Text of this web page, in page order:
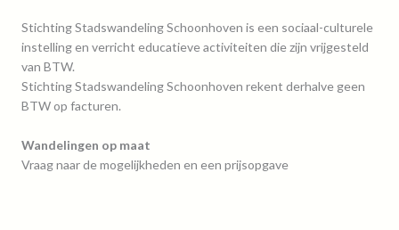
Stichting Stadswandeling Schoonhoven is een sociaal-culturele
instelling en verricht educatieve activiteiten die zijn vrijgesteld
van BTW.
Stichting Stadswandeling Schoonhoven rekent derhalve geen
BTW op facturen.
Wandelingen op maat
Vraag naar de mogelijkheden en een prijsopgave